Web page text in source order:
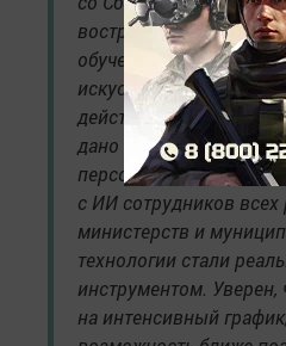
востребована.
обучении сделан на
искусственного
действительно
дано поручение об
персональном
с ИИ сотрудников всех
министерств и
технологии стали
инструментом. Уверен,
на интенсивный